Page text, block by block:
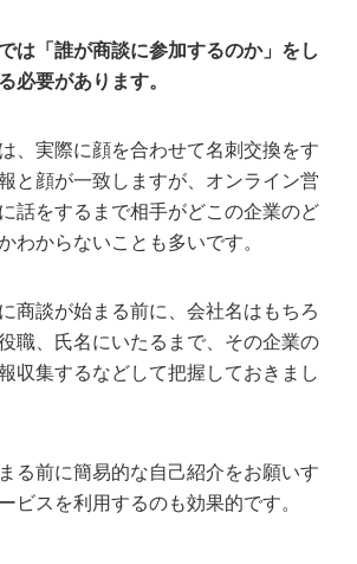
は「誰が商談に参加するのか」をし
必要があります。
、実際に顔を合わせて名刺交換をす
と顔が一致しますが、オンライン営
話をするまで相手がどこの企業のど
わからないことも多いです。
商談が始まる前に、会社名はもちろ
職、氏名にいたるまで、その企業の
収集するなどして把握しておきまし
る前に簡易的な自己紹介をお願いす
ビスを利用するのも効果的です。